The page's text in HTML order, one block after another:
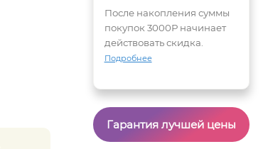
После накопления суммы
покупок 3000Р начинает
действовать скидка.
Подробнее
Гарантия лучшей цены